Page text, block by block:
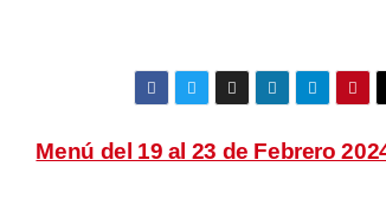
Menú del 19 al 23 de Febrero